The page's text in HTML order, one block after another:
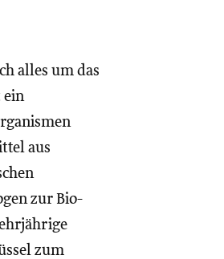
alles um das
ein
aus
zur Bio-
zum